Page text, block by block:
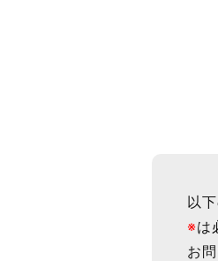
以
※は
お